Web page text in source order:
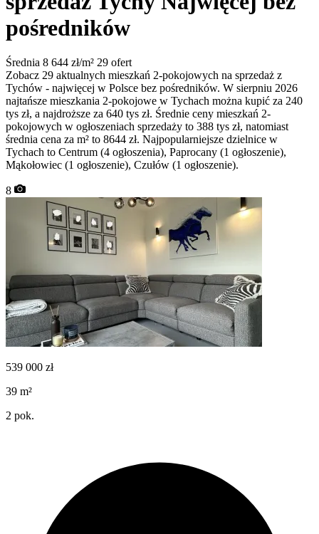
pośredników
Średnia 8 644 zł/m² 29 ofert
Zobacz 29 aktualnych mieszkań 2-pokojowych na sprzedaż z
Tychów - najwięcej w Polsce bez pośredników. W sierpniu 2026
najtańsze mieszkania 2-pokojowe w Tychach można kupić za 240
tys zł, a najdroższe za 640 tys zł. Średnie ceny mieszkań 2-
pokojowych w ogłoszeniach sprzedaży to 388 tys zł, natomiast
średnia cena za m² to 8644 zł. Najpopularniejsze dzielnice w
Tychach to Centrum (4 ogłoszenia), Paprocany (1 ogłoszenie),
Mąkołowiec (1 ogłoszenie), Czułów (1 ogłoszenie).
8
539 000 zł
39 m²
2 pok.